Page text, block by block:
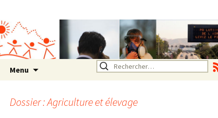
Rhône Alpes
Un environnement sain pour
la santé de tous
Menu Rechercher :
Dossier : Agriculture et élevage